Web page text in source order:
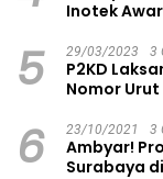
Inotek
5 29/03/2023 3
P2KD
Nomor
6 23/10/2021 3
Ambyar!
Surabaya